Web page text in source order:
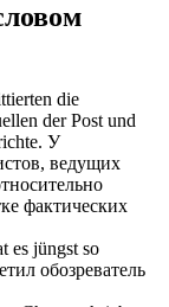
die
der Post und
У
, ведущих
фактических
es jüngst so
обозреватель